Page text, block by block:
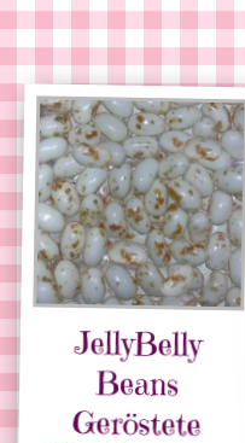
JellyBelly
Beans
Geröstete